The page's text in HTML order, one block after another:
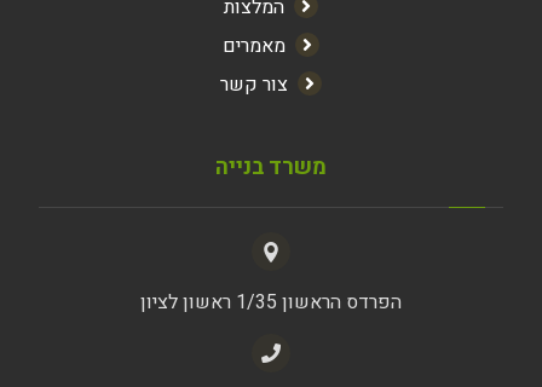
המלצות
מאמרים
צור קשר
משרד בנייה
הפרדס הראשון 1/35 ראשון לציון